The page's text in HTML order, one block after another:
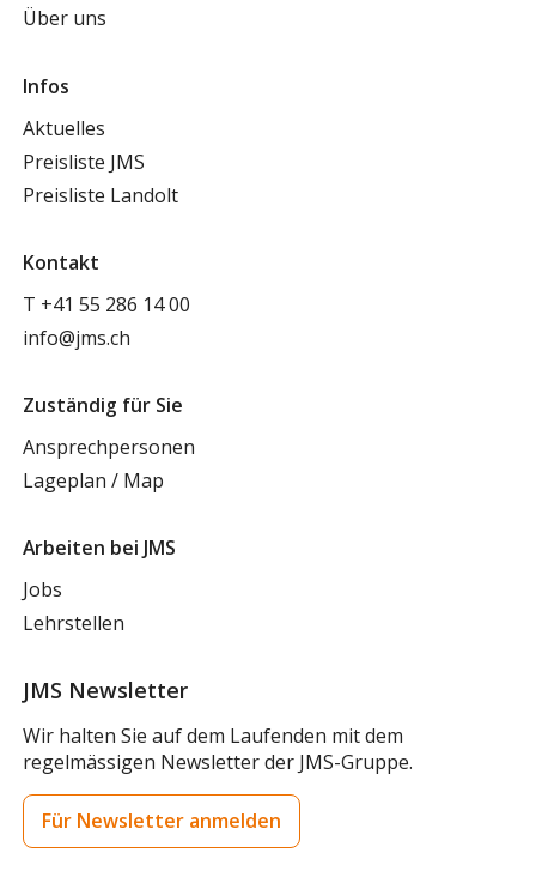
Über uns
Infos
Aktuelles
Preisliste JMS
Preisliste Landolt
Kontakt
T +41 55 286 14 00
info@jms.ch
Zuständig für Sie
Ansprechpersonen
Lageplan / Map
Arbeiten bei JMS
Jobs
Lehrstellen
JMS Newsletter
Wir halten Sie auf dem Laufenden mit dem
regelmässigen Newsletter der JMS-Gruppe.
Für Newsletter anmelden